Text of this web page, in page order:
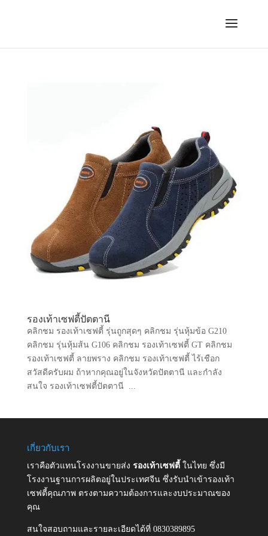
รองเท้าเซฟตี้ปัตตานี
คลิกชม รองเท้าเซฟตี้ รุ่นถูกสุดๆ คลิกชม รุ่นหุ้มข้อ G210
คลิกชม รุ่นหุ้มส้น G106 คลิกชม รองเท้าเซฟตี้ GT คลิกชม
รองเท้าเซฟตี้ ลายพราง คลิกชม รองเท้าเซฟตี้ ไร้เชือก
สวัสดีครับผม ถ้าหากคุณอยู่ในจังหวัดปัตตานี และกำลัง
สนใจ รองเท้าเซฟตี้ปัตตานี ...
เกี่ยวกับเรา
เราคือตัวแทนโรงงานขายส่ง รองเท้าเซฟตี้ ในไทย ซึ่งมี
โรงงานฐานการผลิตอยู่ในประเทศจีน ซึ่งรับนำเข้ารองเท้า
เซฟตี้คุณภาพ ตรงตามความต้องการและงบประมาณของ
คุณ
สนใจสอบถามและรายละเอียดได้ที่ 0830389895